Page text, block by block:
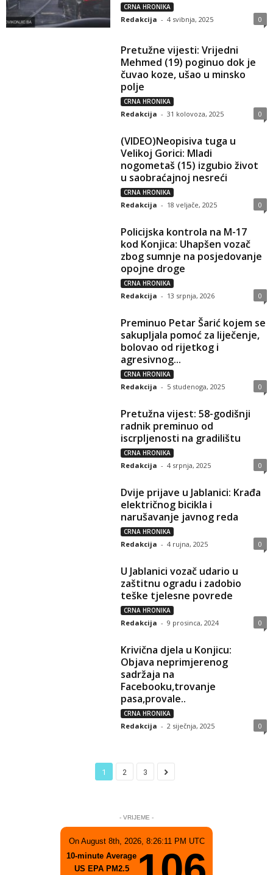
CRNA HRONIKA
Redakcija - 4 svibnja, 2025 0
Pretužne vijesti: Vrijedni
Mehmed (19) poginuo dok je
čuvao koze, ušao u minsko
polje
CRNA HRONIKA
Redakcija - 31 kolovoza, 2025 0
(VIDEO)Neopisiva tuga u
Velikoj Gorici: Mladi
nogometaš (15) izgubio život
u saobraćajnoj nesreći
CRNA HRONIKA
Redakcija - 18 veljače, 2025 0
Policijska kontrola na M-17
kod Konjica: Uhapšen vozač
zbog sumnje na posjedovanje
opojne droge
CRNA HRONIKA
Redakcija - 13 srpnja, 2026 0
Preminuo Petar Šarić kojem se
sakupljala pomoć za liječenje,
bolovao od rijetkog i
agresivnog...
CRNA HRONIKA
Redakcija - 5 studenoga, 2025 0
Pretužna vijest: 58-godišnji
radnik preminuo od
iscrpljenosti na gradilištu
CRNA HRONIKA
Redakcija - 4 srpnja, 2025 0
Dvije prijave u Jablanici: Krađa
električnog bicikla i
narušavanje javnog reda
CRNA HRONIKA
Redakcija - 4 rujna, 2025 0
U Jablanici vozač udario u
zaštitnu ogradu i zadobio
teške tjelesne povrede
CRNA HRONIKA
Redakcija - 9 prosinca, 2024 0
Krivična djela u Konjicu:
Objava neprimjerenog
sadržaja na
Facebooku,trovanje
pasa,provale..
CRNA HRONIKA
Redakcija - 2 siječnja, 2025 0
1 2 3
- VRIJEME -
On August 8th, 2026, 8:26:11 PM UTC
10-minute Average
US EPA PM2.5